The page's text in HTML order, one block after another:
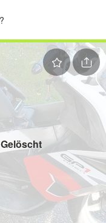
Gelöscht